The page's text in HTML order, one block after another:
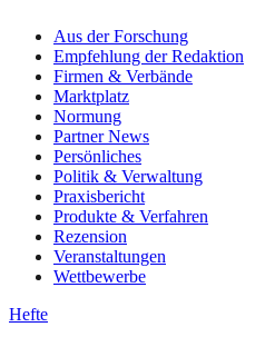
Aus der Forschung
Empfehlung der Redaktion
Firmen & Verbände
Marktplatz
Normung
Partner News
Persönliches
Politik & Verwaltung
Praxisbericht
Produkte & Verfahren
Rezension
Veranstaltungen
Wettbewerbe
Hefte